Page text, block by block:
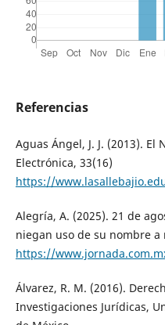
Referencias
Aguas Ángel, J. J. (2013). El
Electrónica, 33(16)
https://
Alegría, A. (2025). 21 de
niegan uso de su nombre a
https://
Álvarez, R. M. (2016).
Investigaciones Jurídicas,